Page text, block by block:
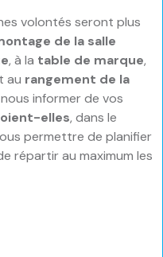
volontés seront plus
de la salle
, à la table de marque,
au rangement de la
informer de vos
elles, dans le
permettre de planifier
répartir au maximum les